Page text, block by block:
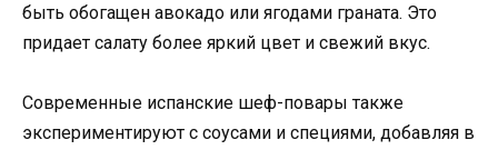
быть обогащен авокадо или ягодами граната. Это
придает салату более яркий цвет и свежий вкус.
Современные испанские шеф-повары также
экспериментируют с соусами и специями, добавляя в